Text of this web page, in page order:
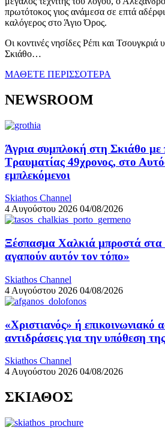
πρωτότοκος γιος ανάμεσα σε επτά
καλόγερος στο Άγιο Όρος.
Οι κοντινές νησίδες Ρέπι και Τσουγκριά
Σκιάθο…
ΜΑΘΕΤΕ ΠΕΡΙΣΣΟΤΕΡΑ
NEWSROOM
Άγρια συμπλοκή στη Σκιάθο με
Τραυματίας 49χρονος, στο
εμπλεκόμενοι
Skiathos Channel
4 Αυγούστου 2026 04/08/2026
Ξέσπασμα Χαλκιά μπροστά στα
αγαπούν αυτόν τον τόπο»
Skiathos Channel
4 Αυγούστου 2026 04/08/2026
«Χριστιανός» ή επικοινωνιακό
αντιδράσεις για την υπόθεση
Skiathos Channel
4 Αυγούστου 2026 04/08/2026
ΣΚΙΑΘΟΣ